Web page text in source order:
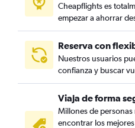
Cheapflights es
empezar a ahorrar
Reserva con
Nuestros usuarios
confianza y buscar
Viaja de forma
Millones de
encontrar los